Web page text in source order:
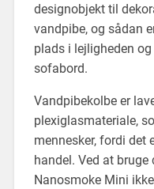
designobjekt til
vandpibe, og sådan
plads i lejligheden
sofabord.
Vandpibekolbe er
plexiglasmateriale,
mennesker, fordi det
handel. Ved at bruge
Nanosmoke Mini